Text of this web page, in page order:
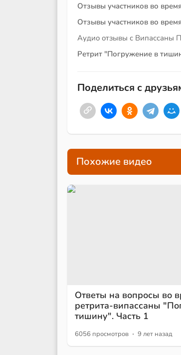
Отзывы участников во
Отзывы участников во
Аудио отзывы с Випассаны
Ретрит "Погружение в
Поделиться с
Похожие видео
Ответы на вопросы во
ретрита-випассаны
тишину". Часть 1
6056 просмотров · 9 лет назад